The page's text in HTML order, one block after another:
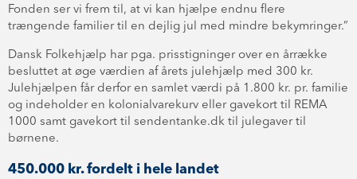
Fonden ser vi frem til, at vi kan hjælpe endnu flere
trængende familier til en dejlig jul med mindre bekymringer.”
Dansk Folkehjælp har pga. prisstigninger over en årrække
besluttet at øge værdien af årets julehjælp med 300 kr.
Julehjælpen får derfor en samlet værdi på 1.800 kr. pr. familie
og indeholder en kolonialvarekurv eller gavekort til REMA
1000 samt gavekort til sendentanke.dk til julegaver til
børnene.
450.000 kr. fordelt i hele landet